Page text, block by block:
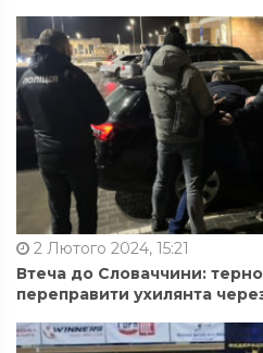
2 Лютого 2024, 15:21
Втеча до Словаччини:
переправити ухилянта